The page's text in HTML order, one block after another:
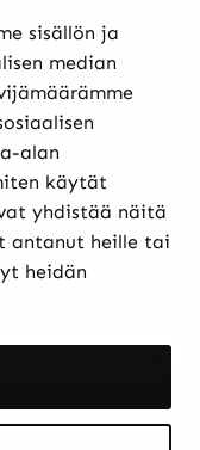
sisällön ja
median
alan
käytät
yhdistää näitä
antanut heille tai
heidän
sivustolta:
Haku